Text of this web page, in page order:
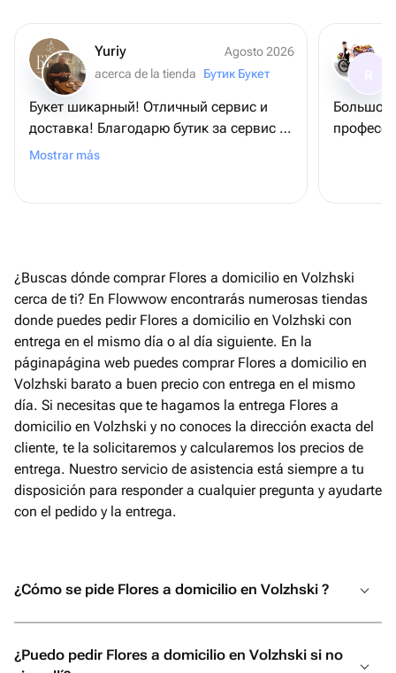
Yuriy
Agosto 2026
acerca de la tienda
Бутик Букет
Букет шикарный! Отличный сервис и
доставка! Благодарю бутик за сервис и
букет, - именинница довольна
Mostrar más
Большое
¿Buscas dónde comprar Flores a domicilio en Volzhski
cerca de ti? En Flowwow encontrarás numerosas tiendas
donde puedes pedir Flores a domicilio en Volzhski con
entrega en el mismo día o al día siguiente. En la
páginapágina web puedes comprar Flores a domicilio en
Volzhski barato a buen precio con entrega en el mismo
día. Si necesitas que te hagamos la entrega Flores a
domicilio en Volzhski y no conoces la dirección exacta del
cliente, te la solicitaremos y calcularemos los precios de
entrega. Nuestro servicio de asistencia está siempre a tu
disposición para responder a cualquier pregunta y ayudarte
con el pedido y la entrega.
¿Cómo se pide Flores a domicilio en Volzhski ?
¿Puedo pedir Flores a domicilio en Volzhski si no